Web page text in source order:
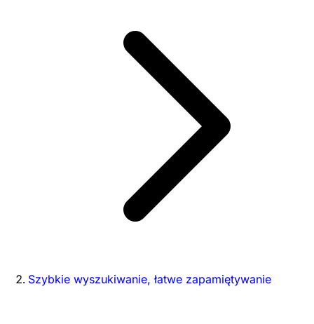
Szybkie wyszukiwanie, łatwe zapamiętywanie